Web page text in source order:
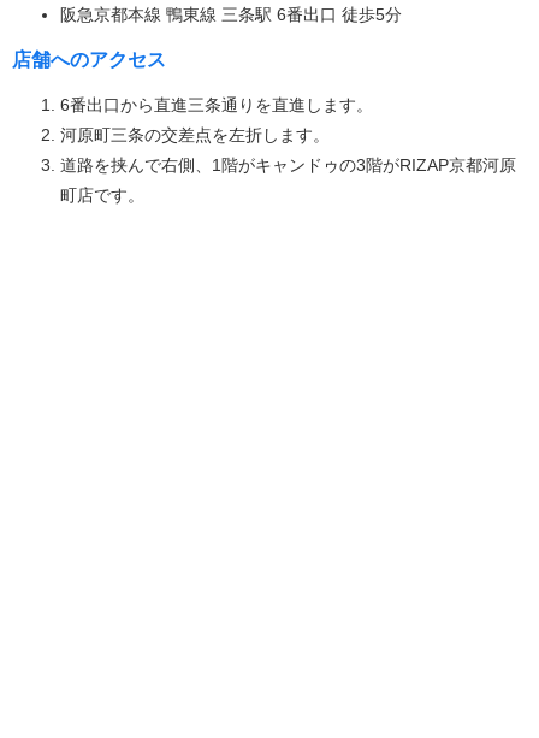
阪急京都本線 鴨東線 三条駅 6番出口 徒歩5分
店舗へのアクセス
6番出口から直進三条通りを直進します。
河原町三条の交差点を左折します。
道路を挟んで右側、1階がキャンドゥの3階がRIZAP京都河原
町店です。